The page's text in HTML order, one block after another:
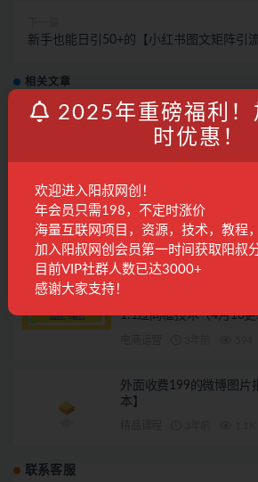
新手也能日引50+的【小红书图文矩阵引
相关文章
得物视频搬运教程
2023小红书虚拟资料玩
个笔记不违规
国内项目 3年前 737
1:1过同框技术（4月10
外面收费199的微博图片
本】
联系客服
2025年重磅福利！
时优惠！
欢迎进入阳叔网创！
年会员只需198，不定时涨价
海量互联网项目，资源，技术，教程
加入阳叔网创会员第一时间获取阳叔
目前VIP社群人数已达3000+
感谢大家支持！